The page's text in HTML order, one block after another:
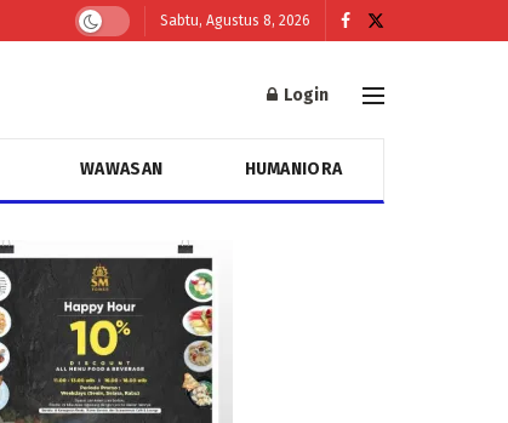
Sabtu, Agustus 8, 2026
Login
WAWASAN HUMANIORA